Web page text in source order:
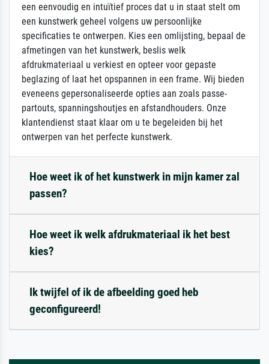
een eenvoudig en intuïtief proces dat u in staat stelt om
een kunstwerk geheel volgens uw persoonlijke
specificaties te ontwerpen. Kies een omlijsting, bepaal de
afmetingen van het kunstwerk, beslis welk
afdrukmateriaal u verkiest en opteer voor gepaste
beglazing of laat het opspannen in een frame. Wij bieden
eveneens gepersonaliseerde opties aan zoals passe-
partouts, spanningshoutjes en afstandhouders. Onze
klantendienst staat klaar om u te begeleiden bij het
ontwerpen van het perfecte kunstwerk.
Hoe weet ik of het kunstwerk in mijn kamer zal
passen?
Hoe weet ik welk afdrukmateriaal ik het best
kies?
Ik twijfel of ik de afbeelding goed heb
geconfigureerd!